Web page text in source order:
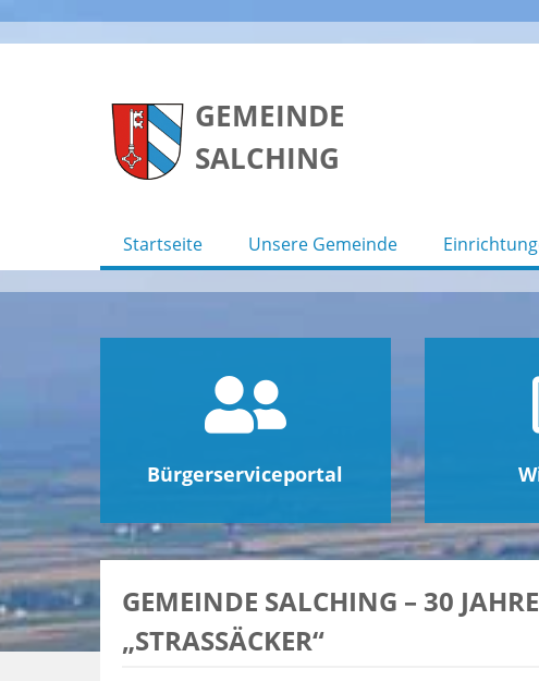
GEMEINDE
SALCHING
Startseite Unsere Gemeinde
Bürgerserviceportal
GEMEINDE SALCHING – 30
„STRASSÄCKER“